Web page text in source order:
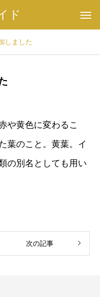
ド
しました
や黄色に変わるこ
葉のこと。黄葉。イ
の別名としても用い
次の記事